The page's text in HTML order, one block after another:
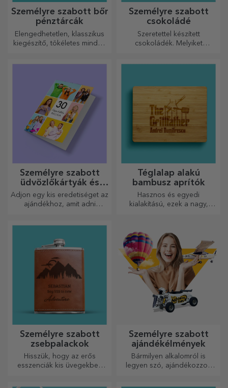
Személyre szabott bőr
pénztárcák
Elengedhetetlen, klasszikus
kiegészítő, tökéletes minden
Személyre szabott
csokoládé
Szeretettel készített
csokoládék. Melyiket
Személyre szabott
üdvözlőkártyák és
képeslapok
Adjon egy kis eredetiséget az
ajándékhoz, amit adni
üdvözlőkártyával.
Téglalap alakú
bambusz aprítók
Hasznos és egyedi
kialakítású, ezek a nagy,
elkészített legfinomabb
ételekhez.
Személyre szabott
zsebpalackok
Hisszük, hogy az erős
esszenciák kis üvegekben
Személyre szabott
ajándékélmények
Bármilyen alkalomról is
legyen szó, ajándékozzon